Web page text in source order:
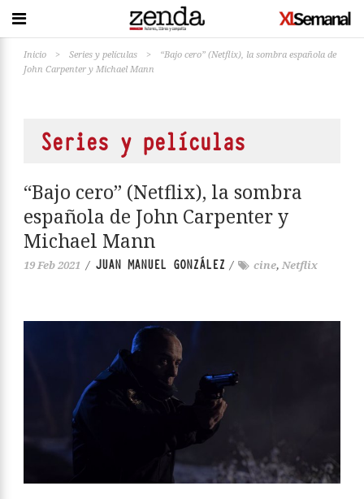
Inicio > Series y películas >
“Bajo cero” (Netflix), la sombra española de
John Carpenter y Michael Mann
Series y películas
“Bajo cero” (Netflix), la sombra
española de John Carpenter y
Michael Mann
19 Feb 2021 / JUAN MANUEL GONZÁLEZ / cine, Netflix